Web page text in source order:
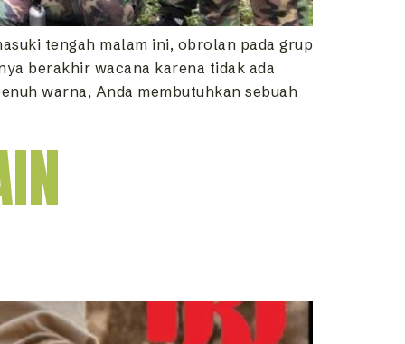
tengah malam ini, obrolan pada grup
berakhir wacana karena tidak ada
warna, Anda membutuhkan sebuah